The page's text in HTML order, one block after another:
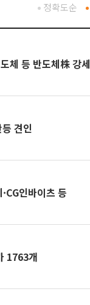
정확도순
[특징주] 미 반도체주 폭등 훈풍…DB하이텍·서울반도체 등 반도체株 강세
견인
인바이츠 등
1763개